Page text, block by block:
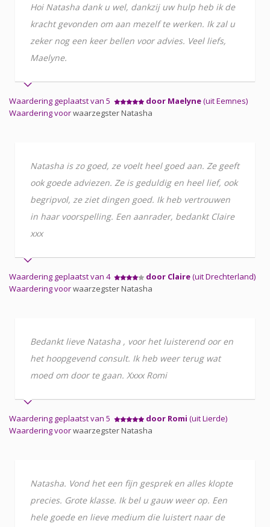
Hoi Natasha dank u wel, dankzij uw hulp heb ik de
kracht gevonden om aan mezelf te werken. Ik zal u
zeker nog een keer bellen voor advies. Veel liefs,
Maelyne.
Waardering geplaatst van 5 door Maelyne(uit Eemnes)
Waardering voorwaarzegster Natasha
Natasha is zo goed, ze voelt heel goed aan. Ze geeft
ook goede adviezen. Ze is geduldig en heel lief, ook
begripvol, ze ziet dingen goed. Ik heb vertrouwen
in haar voorspelling. Een aanrader, bedankt Claire
xxx
Waardering geplaatst van 4 door Claire(uit Drechterland)
Waardering voorwaarzegster Natasha
Bedankt lieve Natasha , voor het luisterend oor en
het hoopgevend consult. Ik heb weer terug wat
moed om door te gaan. Xxxx Romi
Waardering geplaatst van 5 door Romi (uit Lierde)
Waardering voorwaarzegster Natasha
Natasha. Vond het een fijn gesprek en alles klopte
precies. Grote klasse. Ik bel u gauw weer op. Een
hele goede en lieve medium die luistert naar de